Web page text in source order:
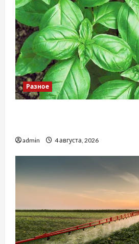
Разное
admin 4 августа, 2026